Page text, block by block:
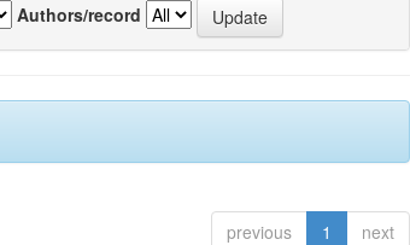
Authors/record
previous 1 next